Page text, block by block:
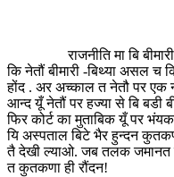
राजनीति मा बि बीमारी
कि नेतौं बीमारी -बिथ्या असल च
होंद . अर अच्काल त नेतौ पर एक
आन्द यूँ नेतौं पर हज्या से बि बडी
फिर कोर्ट का मुताबिक यूँ पर
यि अस्पताल बिटे भैर हुन्दन
तै देखी ल्याओ. जब तलक जमानत
त कुतकणा ही रौंदन!